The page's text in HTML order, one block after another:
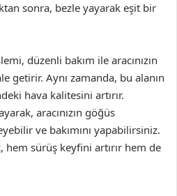
sonra, bezle yayarak eşit bir
düzenli bakım ile aracınızın
getirir. Aynı zamanda, bu alanın
hava kalitesini artırır.
aracınızın göğüs
ve bakımını yapabilirsiniz.
hem sürüş keyfini artırır hem de